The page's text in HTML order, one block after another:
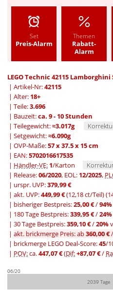
Set
Preis-Alarm
Themen
Rabatt-
Alarm
LEGO Technic 42115 Lamborghini
| Artikel-Nr:42115
| Alter: 18+
| Teile:3.696
| Bauzeit:ca. 9 - 10 Stunden
| Teilegewicht:≈3.017g
| Setgewicht:≈6.090g
| OVP-Maße:57 x 37.5 x 15 cm
| EAN:5702016617535
| Händler-VE: 1/Karton
| Release:06/2020, EOL: 12/2025,
| urspr. UVP:379,99 €
| akt. UVP:449,99 €(12,18 ct/Teil)
| bisheriger Bestpreis:25,00 €/94%
| 180 Tage Bestpreis:339,95 €/24%
| 30 Tage Bestpreis:359,10 €/20%
| akt. brickmerge Preis: ab360,00 €/
| brickmerge LEGO Deal-Score:45/
| POV:ca.447,07 €(Dif:+87,07 €/
06/20
2039 Tage